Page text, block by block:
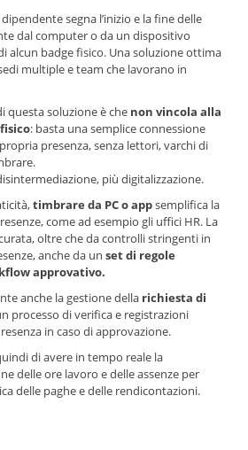
dipendente segna l’inizio e la fine delle
dal computer o da un dispositivo
alcun badge fisico. Una soluzione ottima
multiple e team che lavorano in
questa soluzione è che non vincola alla
: basta una semplice connessione
presenza, senza lettori, varchi di
più digitalizzazione.
timbrare da PC o appsemplifica la
come ad esempio gli uffici HR. La
oltre che da controlli stringenti in
anche da un set di regole
approvativo.
anche la gestione della richiesta di
processo di verifica e registrazioni
in caso di approvazione.
di avere in tempo reale la
delle ore lavoro e delle assenze per
delle paghe e delle rendicontazioni.